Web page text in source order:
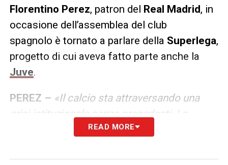
Florentino Perez, patron del Real Madrid, in
occasione dell’assemblea del club
spagnolo è tornato a parlare della Superlega,
progetto di cui aveva fatto parte anche la
Juve.
PEREZ – «Il calcio sta attraversando una
crisi istituzionale senza precedenti. La
situazione è molto grave. O si reagisce
problema principale è che ci sono dirigenti
READ MORE